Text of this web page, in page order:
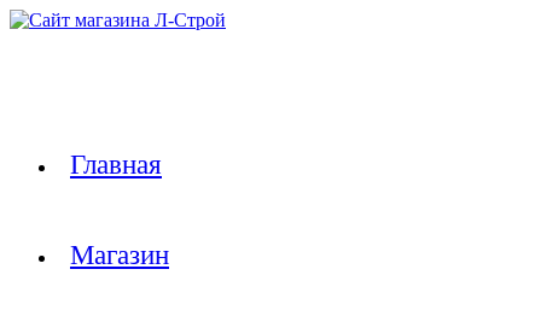
Перейти
Главная
Магазин